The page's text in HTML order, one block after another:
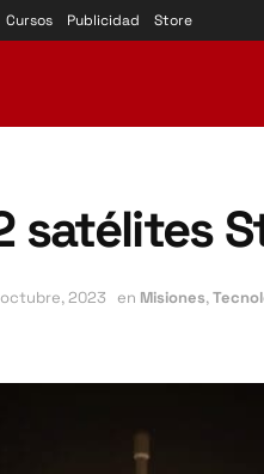
Cursos Publicidad Store
satélites
octubre, 2023 en Misiones,